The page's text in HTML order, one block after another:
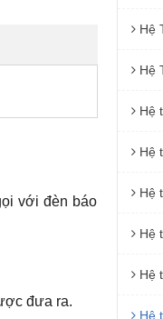
với đèn báo
đưa ra.
Hệ
Hệ
Hệ
Hệ
Hệ
Hệ
Hệ
Hệ